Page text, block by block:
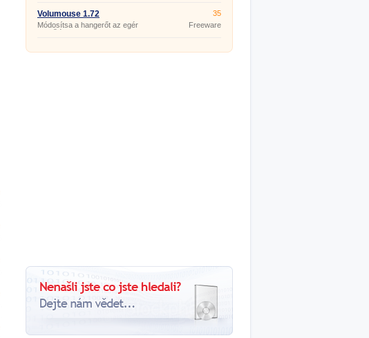
Volumouse 1.72
Módosítsa a hangerőt az egér
görgőjével.
35
Freeware